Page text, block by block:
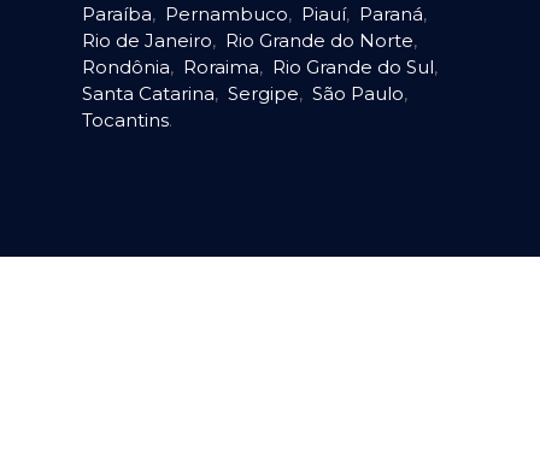
Paraíba, Pernambuco, Piauí, Paraná,
Rio de Janeiro, Rio Grande do Norte,
Rondônia, Roraima, Rio Grande do Sul,
Santa Catarina, Sergipe, São Paulo,
Tocantins.